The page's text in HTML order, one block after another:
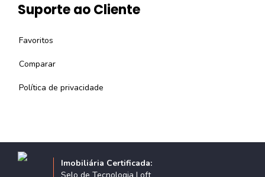
Suporte ao Cliente
Favoritos
Comparar
Política de privacidade
Imobiliária Certificada: